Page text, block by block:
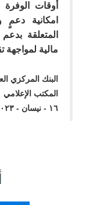
أوقات الوفرة
امكانية دعمٍ
المتعلقة
مالية لمواجهة
البنك المركزي
المكتب الإعلامي
١٦ - نيسان - ٢٠٢٣